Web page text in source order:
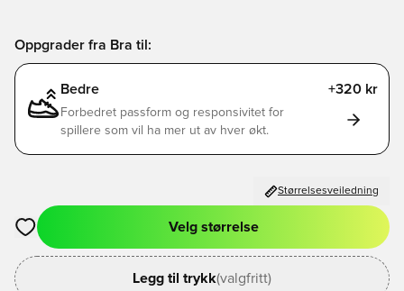
Oppgrader fra Bra til:
Bedre +320 kr
Forbedret passform og responsivitet for
spillere som vil ha mer ut av hver økt.
Størrelsesveiledning
Åpner en Modal for å logge inn eller registrere deg som
Velg størrelse
Legg til trykk(valgfritt)